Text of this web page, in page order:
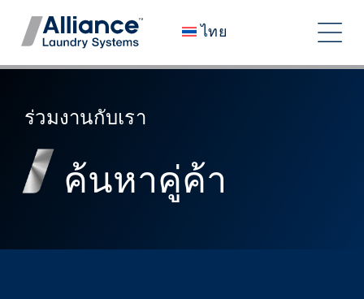
ไทย
สลับ
ร่วมงานกับเรา
ผลกระทบของเรา
ห้องข่าว
ร่วมงานกับเรา
ค้นหาคู่ค้า